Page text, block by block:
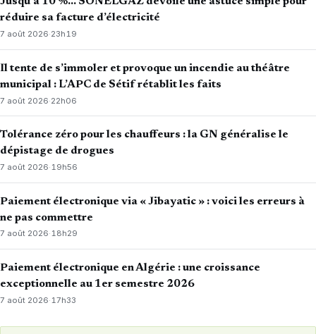
réduire sa facture d’électricité
7 août 2026·23h19
Il tente de s’immoler et provoque un incendie au théâtre
municipal : L’APC de Sétif rétablit les faits
7 août 2026·22h06
Tolérance zéro pour les chauffeurs : la GN généralise le
dépistage de drogues
7 août 2026·19h56
Paiement électronique via « Jibayatic » : voici les erreurs à
ne pas commettre
7 août 2026·18h29
Paiement électronique en Algérie : une croissance
exceptionnelle au 1er semestre 2026
7 août 2026· 17h33